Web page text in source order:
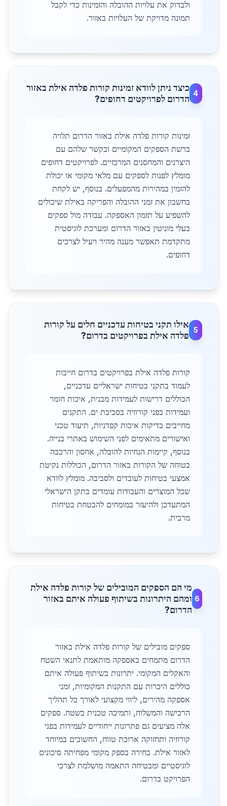
ולבדוק את עלויות ההובלה והזמינות כדי לקבל
תמונה מדויקת של העלויות באזור.
4
כיצד ניתן לוודא זמינות קורות פלדה אילת באזור
הדרום לפרויקטים דחופים?
זמינות קורות פלדה אילת באזור הדרום תלויה
ברשת הספקים המקומיים ובקשר שלהם עם
היצרנים והמחסנים המרכזיים. לפרויקטים דחופים
מומלץ לפנות לספקים עם מלאי מקומי או יכולת
להזמין במהירות מהמפעלים. בנוסף, יש לקחת
בחשבון את זמני ההובלה והפריקה באילת שיכולים
להשפיע על תזמון האספקה. עבודה מול ספקים
בעלי מוניטין באזור הדרום ומערכת לוגיסטית
מתקדמת תאפשר מענה מהיר ויעיל לצרכים
דחופים.
5
אילו תקני בטיחות עדכניים חלים על קורות
פלדה אילת בפרויקטים בדרום?
קורות פלדה אילת בפרויקטים בדרום חייבות
לעמוד בתקני בטיחות ישראליים עדכניים,
הכוללים דרישות לעמידות מבנית, איכות חומר
ועמידות בפני קורוזיה בסביבת ים. התקנים
מחייבים בדיקות איכות קפדניות, תיעוד טכני
ואישורים מתאימים לפני השימוש באתרי בנייה.
בנוסף, קיימות הנחיות להובלה, אחסון והרכבה
בטוחה של הקורות באזור הדרום, הכוללות נקיטת
אמצעי בטיחות לעובדים ולסביבה. מומלץ לוודא
שכל המוצרים והעבודות עומדים בתקן הישראלי
המתעדכן ולהיעזר במומחים להבטחת בטיחות
מרבית.
6
מי הם הספקים המובילים של קורות פלדה אילת
ומהם היתרונות בשיתוף פעולה איתם באזור
הדרום?
ספקים מובילים של קורות פלדה אילת באזור
הדרום מתמחים באספקה מותאמת לתנאי השטח
והאקלים המקומי. יתרונות בשיתוף פעולה איתם
כוללים היכרות עם התקנות המקומיות, זמני
אספקה מהירים, ליווי מקצועי לאורך כל תהליך
הרכישה והמשלוח, ותמיכה טכנית בשטח. ספקים
אלה מציעים גם פתרונות ייחודיים לעמידות בפני
קורוזיה ותחזוקה ארוכת טווח, החשובים במיוחד
לאזור אילת. בחירה בספק מקומי מפחיתה סיכונים
לוגיסטיים ומבטיחה התאמה מושלמת לצרכי
הפרויקט בדרום.